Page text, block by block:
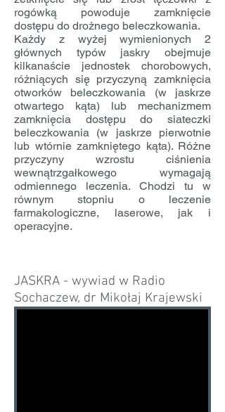
rogówką powoduje zamknięcie
dostępu do drożnego beleczkowania.
Każdy z wyżej wymienionych 2
głównych typów jaskry obejmuje
kilkanaście jednostek chorobowych,
różniących się przyczyną zamknięcia
otworków beleczkowania (w jaskrze
otwartego kąta) lub mechanizmem
zamknięcia dostępu do siateczki
beleczkowania (w jaskrze pierwotnie
lub wtórnie zamkniętego kąta). Różne
przyczyny wzrostu ciśnienia
wewnątrzgałkowego wymagają
odmiennego leczenia. Chodzi tu w
równym stopniu o leczenie
farmakologiczne, laserowe, jak i
operacyjne.
JASKRA - wywiad w Radio
Sochaczew, dr Mikołaj Krajewski